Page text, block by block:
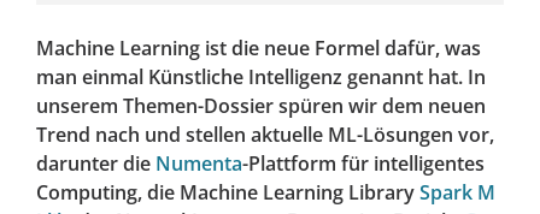
Machine Learning ist die neue Formel dafür, was
man einmal Künstliche Intelligenz genannt hat. In
unserem Themen-Dossier spüren wir dem neuen
Trend nach und stellen aktuelle ML-Lösungen vor,
darunter die Numenta-Plattform für intelligentes
Computing, die Machine Learning LibrarySpark M